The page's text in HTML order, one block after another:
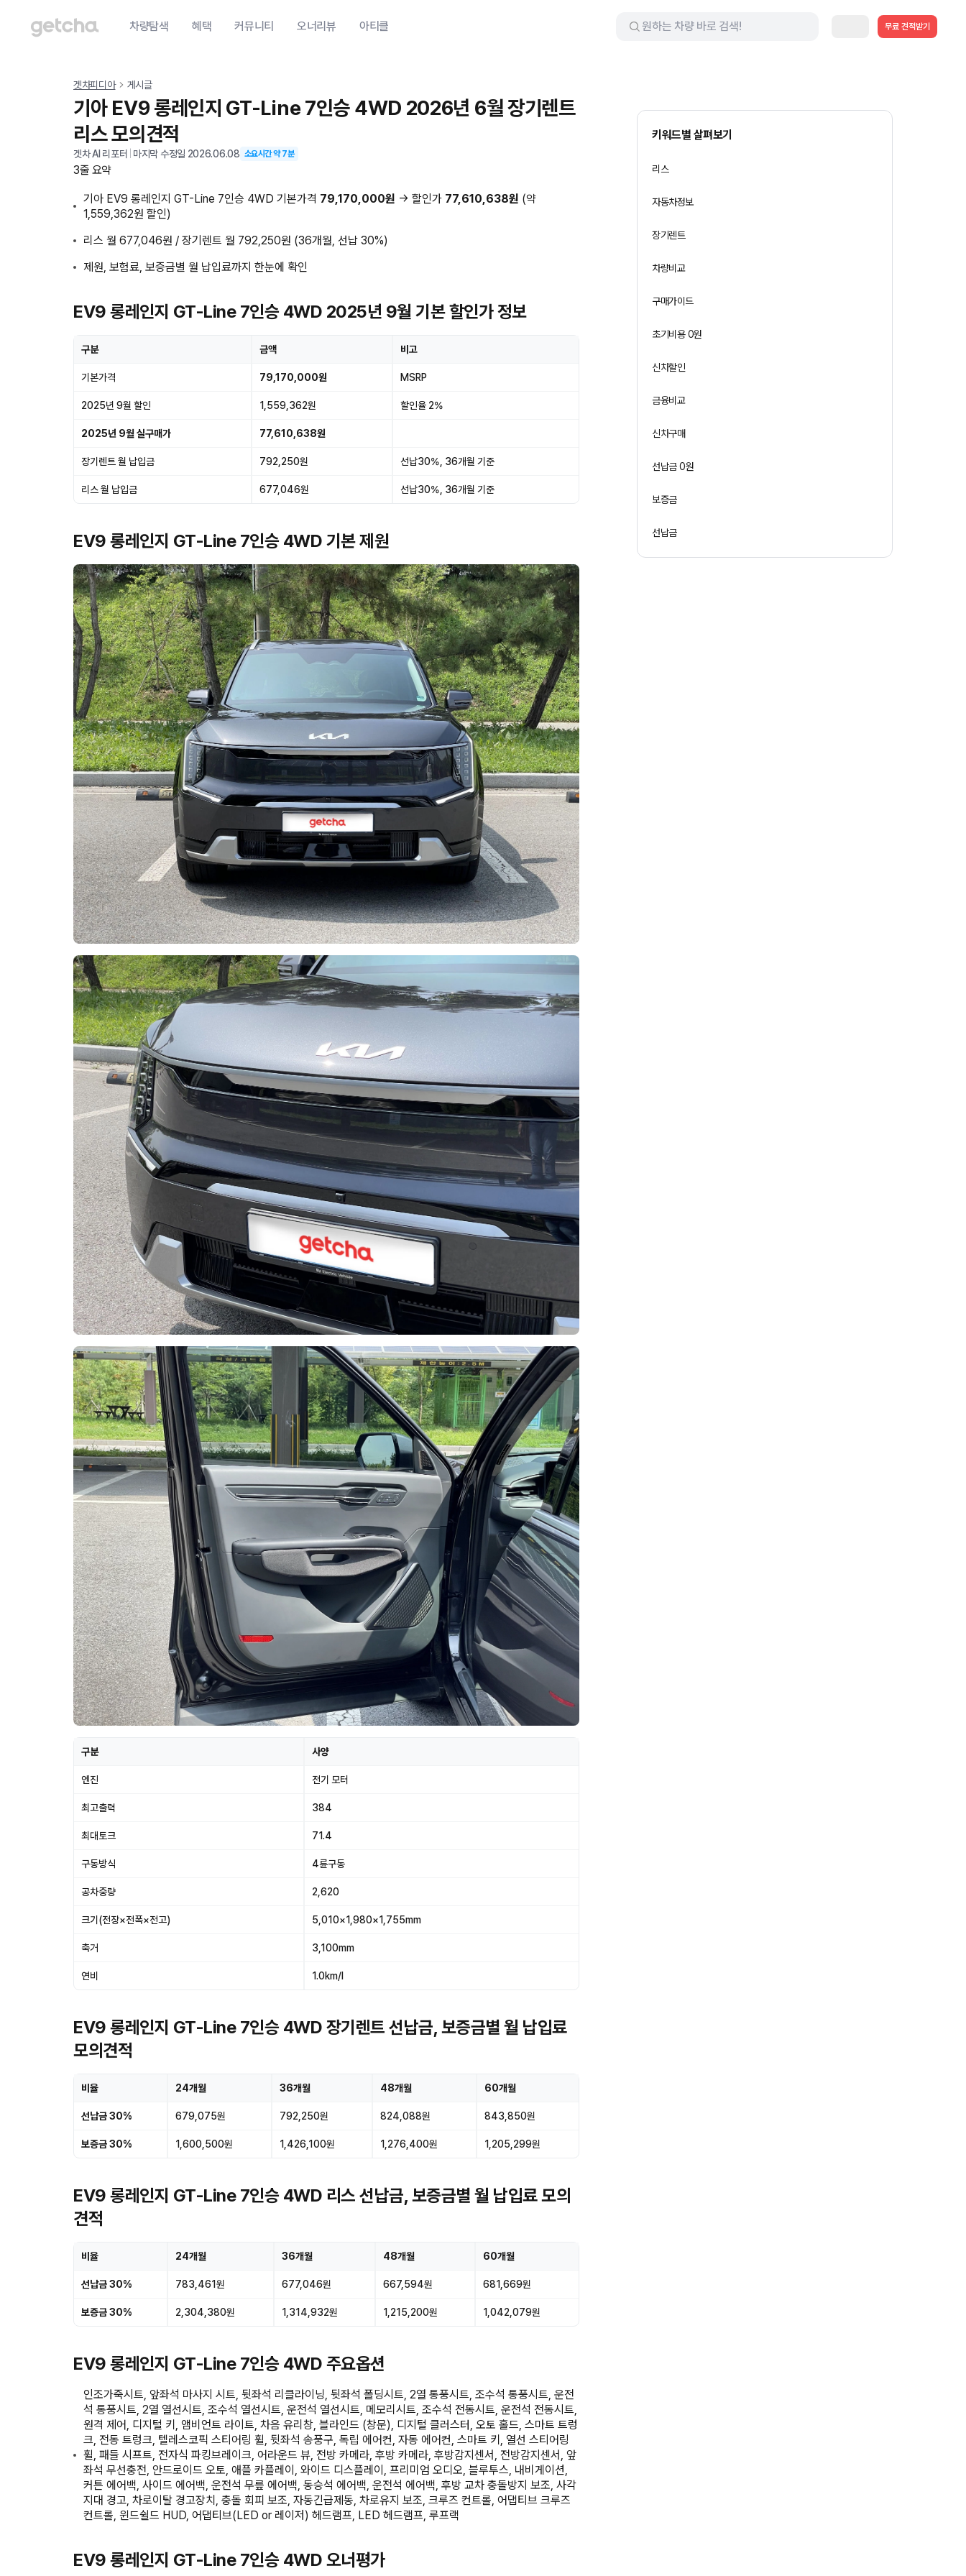
차량탐색 혜택 커뮤니티 오너리뷰 아티클 무료 견적받기
겟차피디아 게시글
기아 EV9 롱레인지 GT-Line 7인승 4WD 2026년 6월 장기렌트
리스 모의견적
겟차 AI 리포터 마지막 수정일 2026.06.08 소요시간 약7분
3줄 요약
기아 EV9 롱레인지 GT-Line 7인승 4WD 기본가격 79,170,000원 → 할인가 77,610,638원 (약
1,559,362원 할인)
리스 월 677,046원 / 장기렌트 월 792,250원 (36개월, 선납 30%)
제원, 보험료, 보증금별 월 납입료까지 한눈에 확인
EV9 롱레인지 GT-Line 7인승 4WD 2025년 9월 기본 할인가 정보
구분 금액 비고
기본가격 79,170,000원 MSRP
2025년 9월 할인 1,559,362원 할인율 2%
2025년 9월 실구매가 77,610,638원
장기렌트 월 납입금 792,250원 선납30%, 36개월 기준
리스 월 납입금 677,046원 선납30%, 36개월 기준
EV9 롱레인지 GT-Line 7인승 4WD 기본 제원
구분 사양
엔진 전기 모터
최고출력 384
최대토크 71.4
구동방식 4륜구동
공차중량 2,620
크기(전장×전폭×전고) 5,010×1,980×1,755mm
축거 3,100mm
연비 1.0km/l
EV9 롱레인지 GT-Line 7인승 4WD 장기렌트 선납금, 보증금별 월 납입료
모의견적
비율 24개월 36개월 48개월 60개월
선납금 30% 679,075원 792,250원 824,088원 843,850원
보증금 30% 1,600,500원 1,426,100원 1,276,400원 1,205,299원
EV9 롱레인지 GT-Line 7인승 4WD 리스 선납금, 보증금별 월 납입료 모의
견적
비율 24개월 36개월 48개월 60개월
선납금 30% 783,461원 677,046원 667,594원 681,669원
보증금 30% 2,304,380원 1,314,932원 1,215,200원 1,042,079원
EV9 롱레인지 GT-Line 7인승 4WD 주요옵션
인조가죽시트, 앞좌석 마사지 시트, 뒷좌석 리클라이닝, 뒷좌석 폴딩시트, 2열 통풍시트, 조수석 통풍시트, 운전
석 통풍시트, 2열 열선시트, 조수석 열선시트, 운전석 열선시트, 메모리시트, 조수석 전동시트, 운전석 전동시트,
원격 제어, 디지털 키, 앰비언트 라이트, 차음 유리창, 블라인드 (창문), 디지털 클러스터, 오토 홀드, 스마트 트렁
크, 전동 트렁크, 텔레스코픽 스티어링 휠, 뒷좌석 송풍구, 독립 에어컨, 자동 에어컨, 스마트 키, 열선 스티어링
휠, 패들 시프트, 전자식 파킹브레이크, 어라운드 뷰, 전방 카메라, 후방 카메라, 후방감지센서, 전방감지센서, 앞
좌석 무선충전, 안드로이드 오토, 애플 카플레이, 와이드 디스플레이, 프리미엄 오디오, 블루투스, 내비게이션,
커튼 에어백, 사이드 에어백, 운전석 무릎 에어백, 동승석 에어백, 운전석 에어백, 후방 교차 충돌방지 보조, 사각
지대 경고, 차로이탈 경고장치, 충돌 회피 보조, 자동긴급제동, 차로유지 보조, 크루즈 컨트롤, 어댑티브 크루즈
컨트롤, 윈드쉴드 HUD, 어댑티브(LED or 레이저) 헤드램프, LED 헤드램프, 루프랙
EV9 롱레인지 GT-Line 7인승 4WD 오너평가
키워드별 살펴보기
리스
자동차정보
장기렌트
차량비교
구매가이드
초기비용 0원
신차할인
금융비교
신차구매
선납금 0원
보증금
선납금